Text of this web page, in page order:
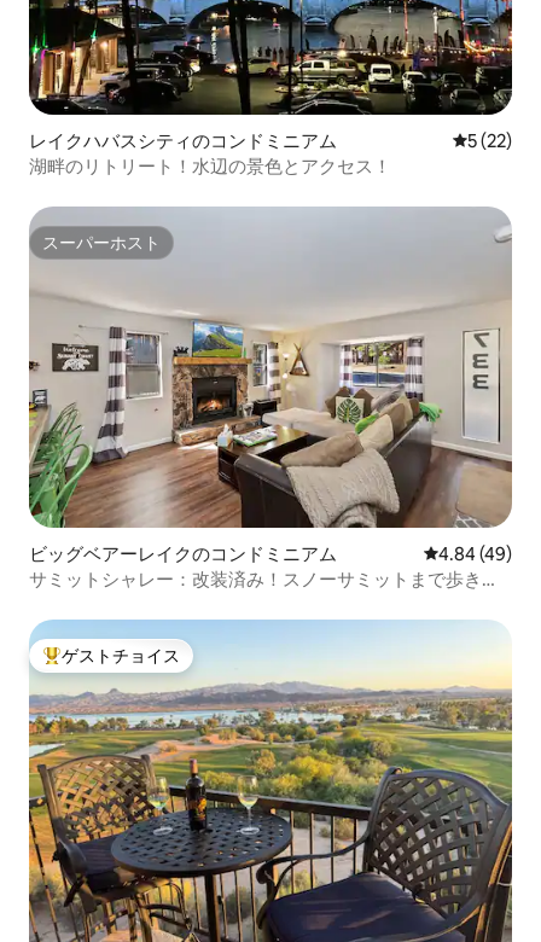
レイクハバスシティのコンドミニアム レビュー
5 (22)
湖畔のリトリート！水辺の景色とアクセス！
スーパーホスト
スーパーホスト
ビッグベアーレイクのコンドミニアム レビュー49
4.84 (49)
サミットシャレー：改装済み！スノーサミットまで歩きま
大好評のゲストチョイスです。
ゲストチョイス